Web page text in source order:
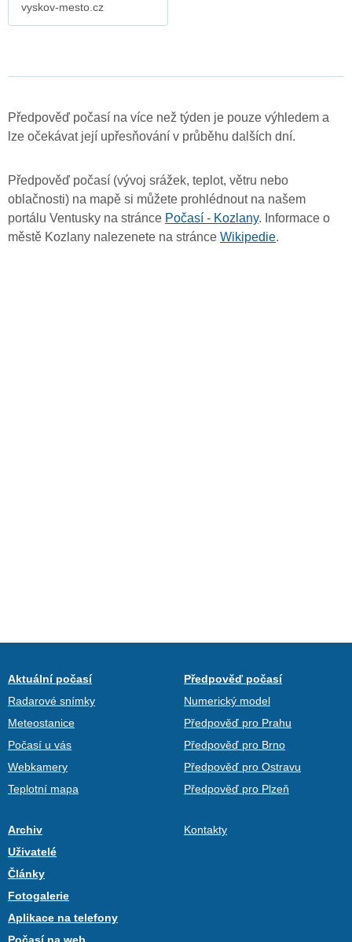
vyskov-mesto.cz
Předpověď počasí na více než týden je pouze výhledem a
lze očekávat její upřesňování v průběhu dalších dní.
Předpověď počasí (vývoj srážek, teplot, větru nebo
oblačnosti) na mapě si můžete prohlédnout na našem
portálu Ventusky na stránce Počasí - Kozlany. Informace o
městě Kozlany nalezenete na stránce Wikipedie.
Aktuální počasí
Radarové snímky
Meteostanice
Počasí u vás
Webkamery
Teplotní mapa
Předpověď počasí
Numerický model
Předpověď pro Prahu
Předpověď pro Brno
Předpověď pro Ostravu
Předpověď pro Plzeň
Archiv
Uživatelé
Články
Fotogalerie
Aplikace na telefony
Kontakty